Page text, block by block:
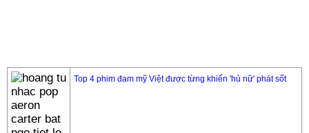
Top 4 phim đam mỹ Việt được từng khiến 'hủ nữ' phát sốt